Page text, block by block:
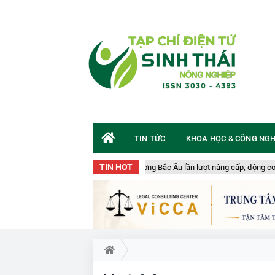
TIN HOT
Các tàu cá viễn dương Bắc Âu lần lượt nâng cấp, động cơ hybrid
TIN TỨC KHOA HỌC & CÔNG